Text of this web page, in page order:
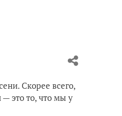
Скорее всего,
это то, что мы у